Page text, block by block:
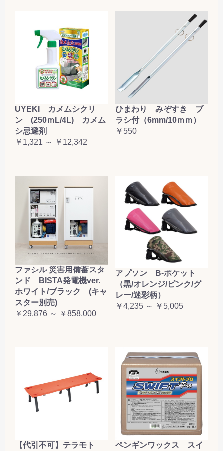
カートへ進む
UYEKI カメムシクリ
ン (250ｍL/4L) カメム
シ忌避剤
￥1,321 ～ ￥12,342
ひまわり みぞすき ブ
ラシ付（6mm/10ｍｍ）
￥550
ファシル 災害用備蓄スタ
ンド BISTA発電機ver.
ホワイト/ブラック (キャ
スター別売)
￥29,876 ～ ￥858,000
アプソン B-ポケット
（黒/オレンジ/ピンク/グ
レー/迷彩柄）
￥4,235 ～ ￥5,005
【代引不可】テラモト
ペンギンワックス スイ